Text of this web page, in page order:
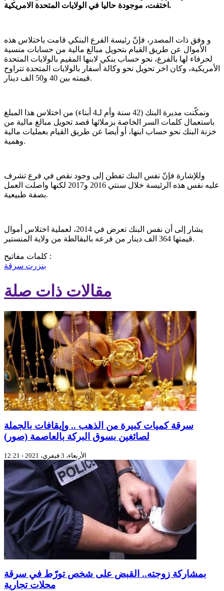
اختفت، موجودة حاليا في الولايات المتحدة الامريكية.
و وفق ذات المصدر، فإنّ رئيسة الفرع البنكي قامت باختلاس هذه
الأموال عن طريق القيام بتحويل مبالغ مالية من حسابات منسية
لحرفاء لها بالفرع، نحو حساب بنكي لابنها المقيم بالولايات المتحدة
الأمريكية، وكان اخر تحويل نحو وكالة أسفار بالولايات المتحدة تتراوح
قيمته بين 40 و50 الف دينار.
ونمكّنت مديرة البنك (42 سنة وأم لـ4 أبناء) من اختلاس هذا المبلغ
باستعمال كلمات السر الخاصة بزملائها قصد تحويل مبالغ مالية من
خزنة البنك نحو حساب ابنها، أو أيضا عن طريق القيام بعمليات مالية
وهمية.
وللإشارة فإنّ نفس البنك تفطن إلى وجود نقص في فرع تشرف
عليه نفس هذه الرئيسة خلال سنتي 2016 و2017 لكنها واصلت العمل
بصفة طبيعية.
يشار إلى أن نفس البنك تعرض في 2014، لعملية اختلاس أموال
قيمتها 364 الف دينار من فرعه بالبقالطة من ولاية المنستير.
كلمات مفاتيح :
بنزرت سرقة
مقالات ذات صلة
سرقة كميات كبيرة من الذهب .. وإيقافات بالجملة
لصائغين بسوق البركة بالعاصمة (صور)
الأربعاء، 3 فيفري، 2021 - 12:21
بمشاركة زوجته.. القبض على شخص تورّط في سرقة
محلات تجارية